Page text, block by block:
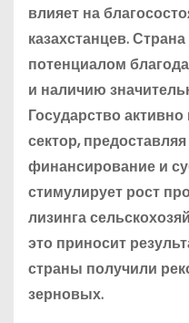
влияет на
казахстанцев.
потенциалом
и наличию
Государство
сектор,
финансирование и
стимулирует рост
лизинга
это приносит
страны получили
зерновых.